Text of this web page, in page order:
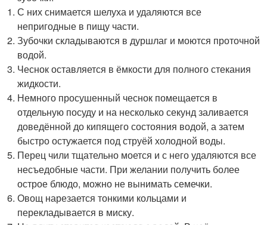
С них снимается шелуха и удаляются все
непригодные в пищу части.
Зубочки складываются в дуршлаг и моются проточной
водой.
Чеснок оставляется в ёмкости для полного стекания
жидкости.
Немного просушенный чеснок помещается в
отдельную посуду и на несколько секунд заливается
доведённой до кипящего состояния водой, а затем
быстро остужается под струёй холодной воды.
Перец чили тщательно моется и с него удаляются все
несъедобные части. При желании получить более
острое блюдо, можно не вынимать семечки.
Овощ нарезается тонкими кольцами и
перекладывается в миску.